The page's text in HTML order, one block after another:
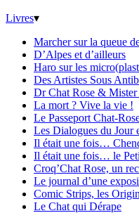
Livres▾
Marcher sur la queue
D’Alpes et d’ailleurs
Haro sur les
Des Artistes Sous
Dr Chat Rose & Mister
La mort ? Vive la vie !
Le Passeport Chat-
Les Dialogues du Jour
Il était une fois…
Il était une fois… le
Croq’Chat Rose, un
Le journal d’une
Comic Strips, les
Le Chat qui Dérape